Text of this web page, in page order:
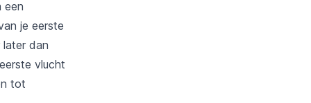
een
je eerste
dan
vlucht
tot